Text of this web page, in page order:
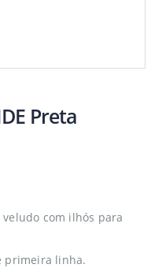
Preta
com ilhós para
primeira linha.